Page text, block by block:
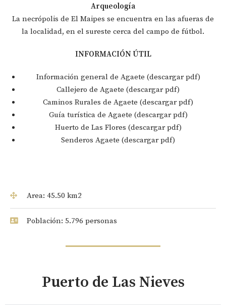
Arqueología
La necrópolis de El Maipes se encuentra en las afueras de
la localidad, en el sureste cerca del campo de fútbol.
INFORMACIÓN ÚTIL
Información general de Agaete (descargar pdf)
Callejero de Agaete (descargar pdf)
Caminos Rurales de Agaete (descargar pdf)
Guía turística de Agaete (descargar pdf)
Huerto de Las Flores (descargar pdf)
Senderos Agaete (descargar pdf)
Area: 45.50 km2
Población: 5.796 personas
Puerto de Las Nieves